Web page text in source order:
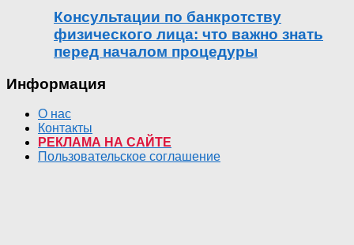
Консультации по банкротству
физического лица: что важно знать
перед началом процедуры
Информация
О нас
Контакты
РЕКЛАМА НА САЙТЕ
Пользовательское соглашение